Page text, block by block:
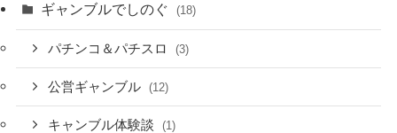
ギャンブルでしのぐ (18)
パチンコ＆パチスロ (3)
公営ギャンブル (12)
キャンブル体験談 (1)